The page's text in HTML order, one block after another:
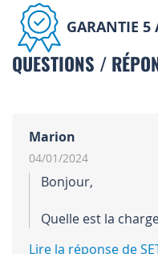
GARANTIE 5
QUESTIONS /
Marion
04/01/2024
Bonjour,
Quelle est la
Lire la réponse de